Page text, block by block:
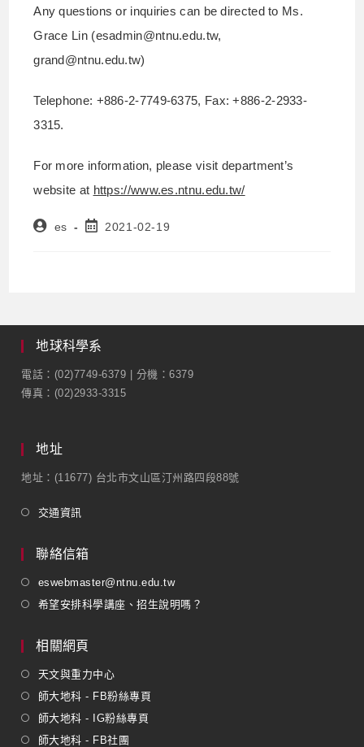
Any questions or inquiries can be directed to Ms.
Grace Lin (esadmin@ntnu.edu.tw,
grand@ntnu.edu.tw)
Telephone: +886-2-7749-6375, Fax: +886-2-2933-
3315.
For more information, please visit department’s
website at https://www.es.ntnu.edu.tw/
es 2021-02-19
地球科學系
電話：(02)7749-6379 | 分機：6379
傳真：(02)2933-3315
地址
地址：(11677) 台北市文山區汀州路四段88號
交通資訊
聯絡信箱
eswebmaster@ntnu.edu.tw
希望安排科學講座、招生說明嗎？
相關網頁
天文與重力中心
師大地科 - FB粉絲專頁
師大地科 - IG粉絲專頁
師大地科 - FB社團